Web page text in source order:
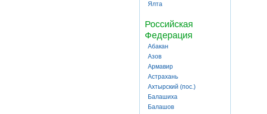
Ялта
Российская
Федерация
Абакан
Азов
Армавир
Астрахань
Ахтырский (пос.)
Балашиха
Балашов